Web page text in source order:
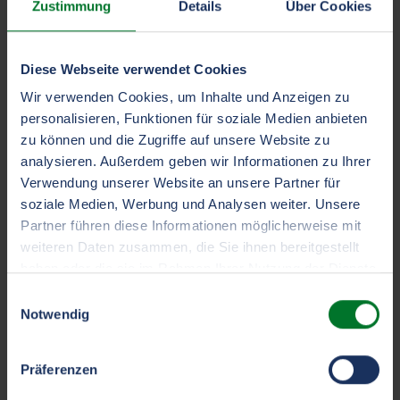
Zustimmung Details Über Cookies
Diese Webseite verwendet Cookies
Wir verwenden Cookies, um Inhalte und Anzeigen zu
personalisieren, Funktionen für soziale Medien anbieten
zu können und die Zugriffe auf unsere Website zu
analysieren. Außerdem geben wir Informationen zu Ihrer
Verwendung unserer Website an unsere Partner für
soziale Medien, Werbung und Analysen weiter. Unsere
Partner führen diese Informationen möglicherweise mit
weiteren Daten zusammen, die Sie ihnen bereitgestellt
Wenn Sie auf „Selbst festlegen“ klicken, können Sie mehr
über unsere Cookies erfahren und Ihre Einstellungen
ändern oder Ihre Zustimmung widerrufen. Indem Sie auf
"Akzeptieren und fortfahren" klicken, stimmen Sie der
Notwendig
Präferenzen
Beratungsangebot!
benötigen. Mit TVM verschaffen Sie sich als Makler
einen echten Vorsprung am Markt – durch
Leistungen, die weit über den klassischen
Versicherungsschutz hinausgehen.
Spezialisierte Branchenkenntnis:
Über 60 Jahre Erfahrung und Marktführerschaft in
Umfassende Prävention:
wegweisenden Präventionsprogramme und
innovativen Tools, die Ihre Risiken minimieren.